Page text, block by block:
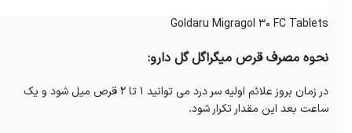
Goldaru Migragol 30 FC Tablets
نحوه مصرف قرص میگراگل گل دارو:
در زمان بروز علائم اولیه سر درد می توانید ۱ تا ۲ قرص میل شود و یک
ساعت بعد این مقدار تکرار شود.